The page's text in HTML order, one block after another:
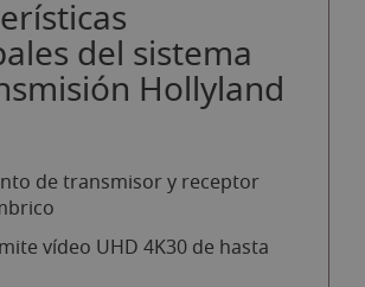
del sistema
Hollyland
de transmisor y receptor
vídeo UHD 4K30 de hasta